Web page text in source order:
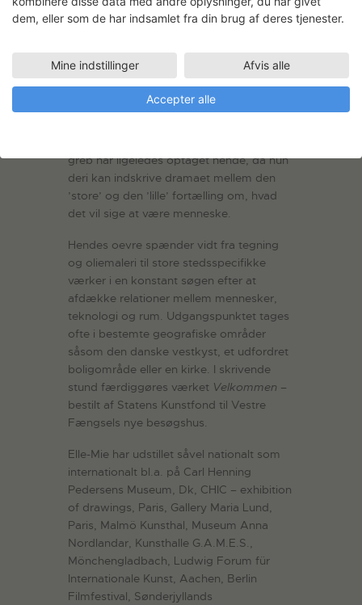
ved Designskolen i Kolding og har
base i Aarhus. Som kunstner er hun
optaget af ’linjen’ som form og fænomen.
Linjens minimalisme kan i hendes optik
bære komplekse historiske, geografiske,
greb har ligeledes optaget hende, da hun
deri kan indskrive dramaet mellem den
’store’ og den ’lille’ fortælling om, hvad
det vil sige at være menneske.
Hendes oevre spænder vidt fra tegning
og oliemaleri til store stedsspecifikke
værker i en konstant søgen efter at
afdække relationer mellem mennesker,
teknologi og rum. Udgangspunktet tages
ofte i bestemte geografiske områder
såsom den danske vestkyst, et udfordret
boligområde eller en kirke. I skrivende
stund færdiggøres værket Velkommen –
bestilt af Statens Kunstfond til Vestre
Fængsels nye besøgshus.
Elle-Mie har udstillet såvel nationalt som
internationalt bl.a. på Carl Henning
Pedersens Museum, Dk, CHIC – exhibition
of drawings, Paris, Gallery Maria Lund,
Paris, Malmö Kunsthal, Museum Anna
Nordlandar, Kunsthalle G.A.M.E.S.,
Mönchengladbach, Ludwig Forum für
Internationale Kunst, Aachen, Berlin
Filmfestival, Sønderjyllands
dem, eller som de har indsamlet fra din brug af deres tjenester.
Mine indstillinger Afvis alle
Accepter alle